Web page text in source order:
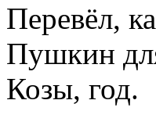
Перевёл,
Пушкин
Козы, год.